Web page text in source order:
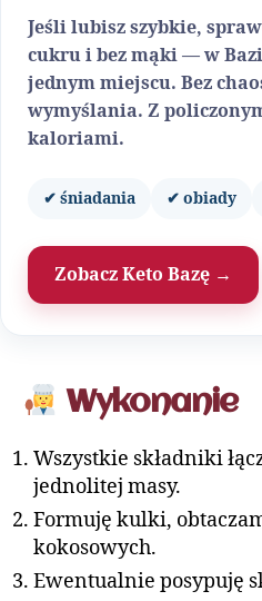
Jeśli lubisz szybkie,
cukru i bez mąki — w
jednym miejscu. Bez
wymyślania. Z
kaloriami.
✔ śniadania ✔ obiady
Zobacz Keto Bazę →
Wykonanie
Wszystkie składniki
jednolitej masy.
Formuję kulki,
kokosowych.
Ewentualnie posypuję